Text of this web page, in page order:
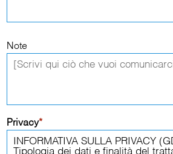
Note
Privacy*